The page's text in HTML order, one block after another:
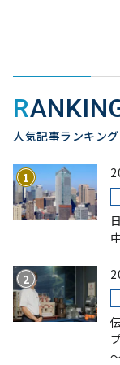
人気記事ランキング